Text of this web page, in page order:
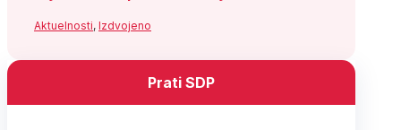
Aktuelnosti, Izdvojeno
Prati SDP